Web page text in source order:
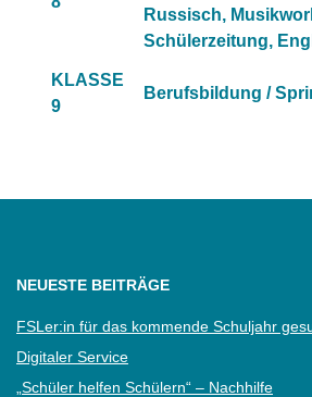
Russisch,
Schülerzeitung,
KLASSE
9
Berufsbildung /
02-
NEUESTE BEITRÄGE
FSLer:in für das kommende Schuljahr
Digitaler Service
„Schüler helfen Schülern“ – Nachhilfe